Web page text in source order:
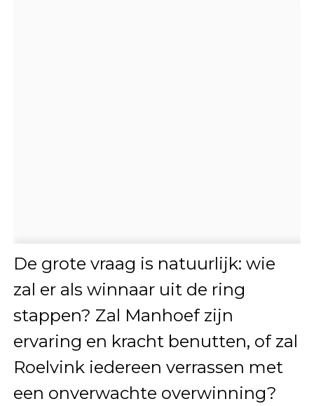
De grote vraag is natuurlijk: wie
zal er als winnaar uit de ring
stappen? Zal Manhoef zijn
ervaring en kracht benutten, of zal
Roelvink iedereen verrassen met
een onverwachte overwinning?